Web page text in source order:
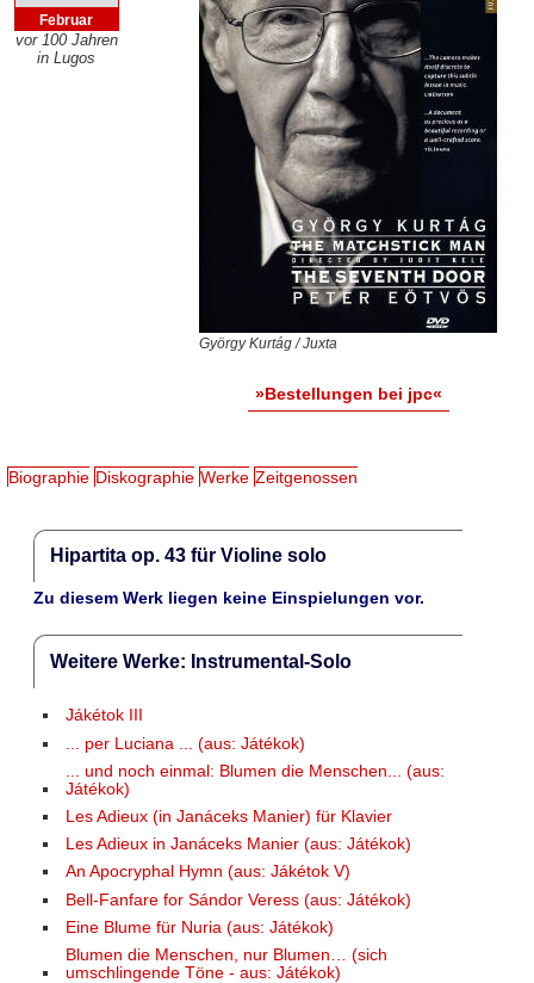
Februar
vor 100 Jahren
in Lugos
György Kurtág / Juxta
»Bestellungen bei jpc«
Biographie Diskographie Werke Zeitgenossen
Hipartita op. 43 für Violine solo
Zu diesem Werk liegen keine Einspielungen vor.
Weitere Werke: Instrumental-Solo
Jákétok III
... per Luciana ... (aus: Játékok)
... und noch einmal: Blumen die Menschen... (aus:
Játékok)
Les Adieux (in Janáceks Manier) für Klavier
Les Adieux in Janáceks Manier (aus: Játékok)
An Apocryphal Hymn (aus: Jákétok V)
Bell-Fanfare for Sándor Veress (aus: Játékok)
Eine Blume für Nuria (aus: Játékok)
Blumen die Menschen, nur Blumen… (sich
umschlingende Töne - aus: Játékok)